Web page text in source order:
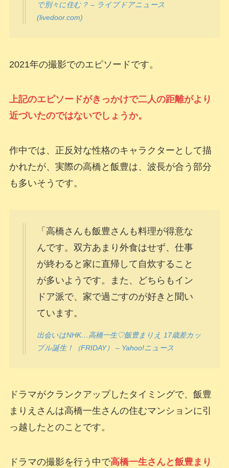
で別々に住む？ – ライブドアニュース
(livedoor.com)
2021年の撮影でのエピソードです。
上記のエピソードがきっかけで二人の距離がより
近づいたのではないでしょうか。
作中では、正反対な性格のキャラクターとして描
かれたが、実際の高橋と飯豊は、波長が合う部分
も多いそうです。
「高橋さんも飯豊さんも料理が得意な
んです。双方あまり外食はせず、仕事
が終わると家に直帰して自炊すること
が多いようです。また、どちらもイン
ドア派で、家で過ごすのが好きと聞い
ています。
出会いはNHK…高橋一生♡飯豊まりえ 17歳差カッ
プル誕生！（FRIDAY） – Yahoo!ニュース
ドラマがクランクアップしたタイミングで、飯豊
まりえさんは高橋一生さんの住むマンションに引
っ越したとのことです。
ドラマの撮影を行う中で高橋一生さんと飯豊まり